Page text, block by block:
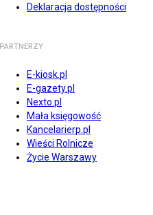
Deklaracja dostępności
PARTNERZY
E-kiosk.pl
E-gazety.pl
Nexto.pl
Mała księgowość
Kancelarierp.pl
Wieści Rolnicze
Życie Warszawy